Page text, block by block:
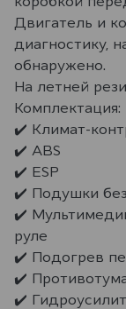
Двигатель и
диагностику,
обнаружено.
На летней
Комплектация:
✔️ Климат-
✔️ ABS
✔️ ESP
✔️ Подушки
✔️
руле
✔️ Подогрев
✔️
✔️